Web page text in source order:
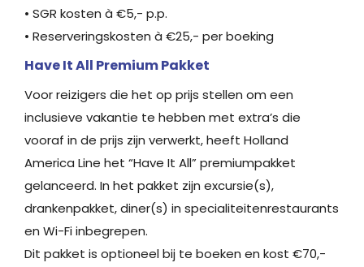
• SGR kosten à €5,- p.p.
• Reserveringskosten à €25,- per boeking
Have It All Premium Pakket
Voor reizigers die het op prijs stellen om een
inclusieve vakantie te hebben met extra’s die
vooraf in de prijs zijn verwerkt, heeft Holland
America Line het “Have It All” premiumpakket
gelanceerd. In het pakket zijn excursie(s),
drankenpakket, diner(s) in specialiteitenrestaurants
en Wi-Fi inbegrepen.
Dit pakket is optioneel bij te boeken en kost €70,-